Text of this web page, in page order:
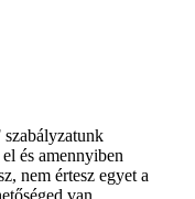
és amennyiben
nem értesz egyet a
van